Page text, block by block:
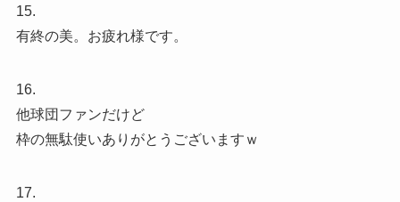
15.
有終の美。お疲れ様です。
16.
他球団ファンだけど
枠の無駄使いありがとうございますｗ
17.